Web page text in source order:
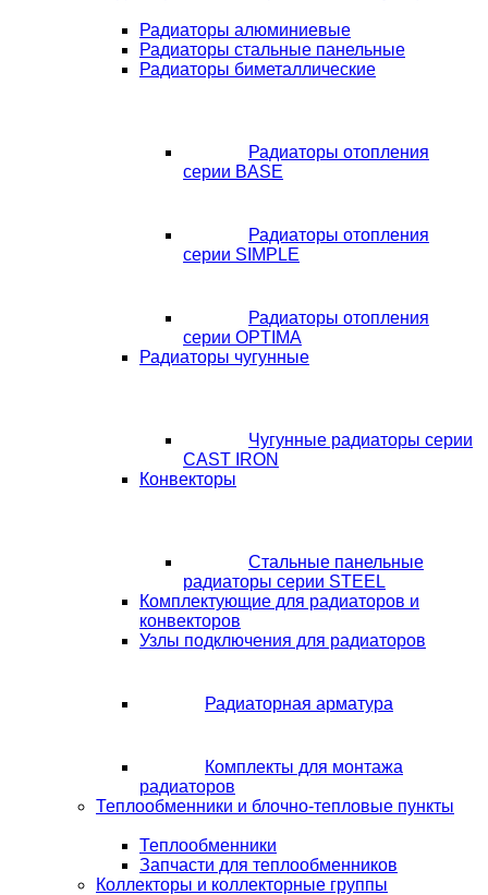
Радиаторы алюминиевые
Радиаторы стальные панельные
Радиаторы биметаллические
Радиаторы отопления
серии BASE
Радиаторы отопления
серии SIMPLE
Радиаторы отопления
серии OPTIMA
Радиаторы чугунные
Чугунные радиаторы серии
CAST IRON
Конвекторы
Стальные панельные
радиаторы серии STEEL
Комплектующие для радиаторов и
конвекторов
Узлы подключения для радиаторов
Радиаторная арматура
Комплекты для монтажа
радиаторов
Теплообменники и блочно-тепловые пункты
Теплообменники
Запчасти для теплообменников
Коллекторы и коллекторные группы